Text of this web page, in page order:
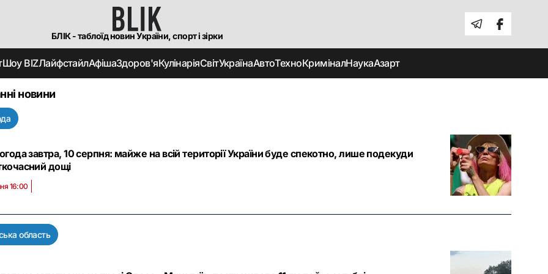
БЛІК - таблоїд новин України, спорт і зірки
Шоу BIZЛайфстайлАфішаЗдоров'яКулінаріяСвітУкраїнаАвтоТехноКриміналНаукаАзарт
новини
завтра, 10 серпня: майже на всій території України буде спекотно, лише подекуди
дощі
16:00
область